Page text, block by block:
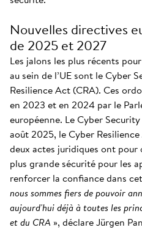
Nouvelles directives
de 2025 et 2027
Les jalons les plus récents
au sein de l’UE sont le Cyber
Resilience Act (CRA). Ces
en 2023 et en 2024 par le
européenne. Le Cyber
août 2025, le Cyber
deux actes juridiques ont pour
plus grande sécurité pour les
renforcer la confiance dans
nous sommes fiers de pouvoir
aujourd'hui déjà à toutes les
et du CRA », déclare Jürgen